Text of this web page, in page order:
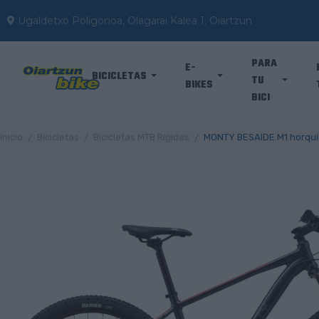
Ugaldetxo Poligonoa, Olagarai Kalea 1. Oiartzun
BICICLETAS
E-
BIKES
PARA
TU
BICI
MONTY BESAIDE M1